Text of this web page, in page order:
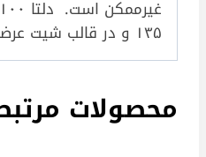
۱۳۵ و در قالب شیت عرضه می‌شود.
محصولات